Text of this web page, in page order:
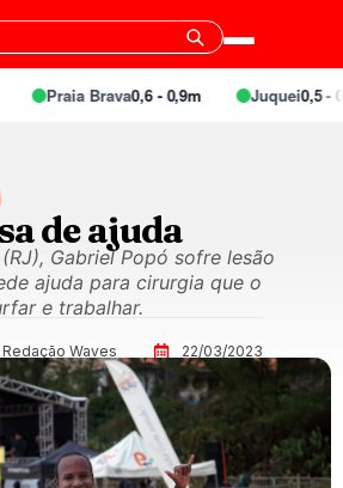
Praia Brava0,6 - 0,9m Juquei0,5 -
de ajuda
Gabriel Popó sofre lesão
ajuda para cirurgia que o
e trabalhar.
Waves 22/03/2023